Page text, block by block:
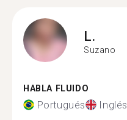
L.
Suzano
HABLA FLUIDO
Portugués Inglés